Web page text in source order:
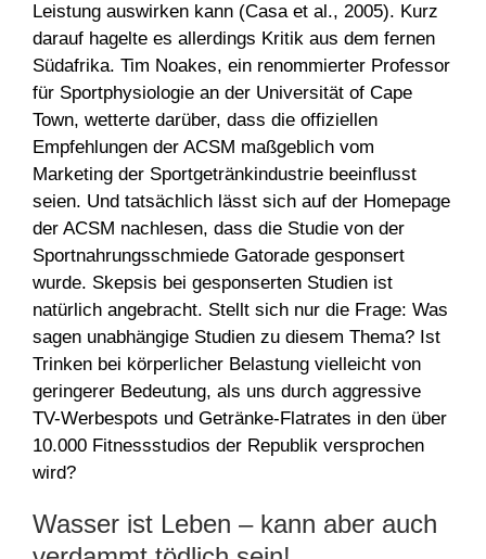
Leistung auswirken kann (Casa et al., 2005). Kurz
darauf hagelte es allerdings Kritik aus dem fernen
Südafrika. Tim Noakes, ein renommierter Professor
für Sportphysiologie an der Universität of Cape
Town, wetterte darüber, dass die offiziellen
Empfehlungen der ACSM maßgeblich vom
Marketing der Sportgetränkindustrie beeinflusst
seien. Und tatsächlich lässt sich auf der Homepage
der ACSM nachlesen, dass die Studie von der
Sportnahrungsschmiede Gatorade gesponsert
wurde. Skepsis bei gesponserten Studien ist
natürlich angebracht. Stellt sich nur die Frage: Was
sagen unabhängige Studien zu diesem Thema? Ist
Trinken bei körperlicher Belastung vielleicht von
geringerer Bedeutung, als uns durch aggressive
TV-Werbespots und Getränke-Flatrates in den über
10.000 Fitnessstudios der Republik versprochen
wird?
Wasser ist Leben – kann aber auch